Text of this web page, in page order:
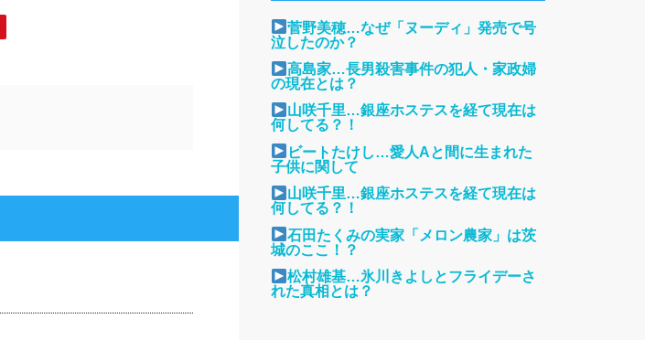
菅野美穂…なぜ「ヌーディ」発売で号
泣したのか？
高島家…長男殺害事件の犯人・家政婦
の現在とは？
山咲千里…銀座ホステスを経て現在は
何してる？！
ビートたけし…愛人Aと間に生まれた
子供に関して
山咲千里…銀座ホステスを経て現在は
何してる？！
石田たくみの実家「メロン農家」は茨
城のここ！？
松村雄基…氷川きよしとフライデーさ
れた真相とは？